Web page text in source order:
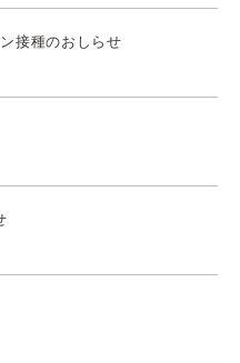
接種のおしらせ